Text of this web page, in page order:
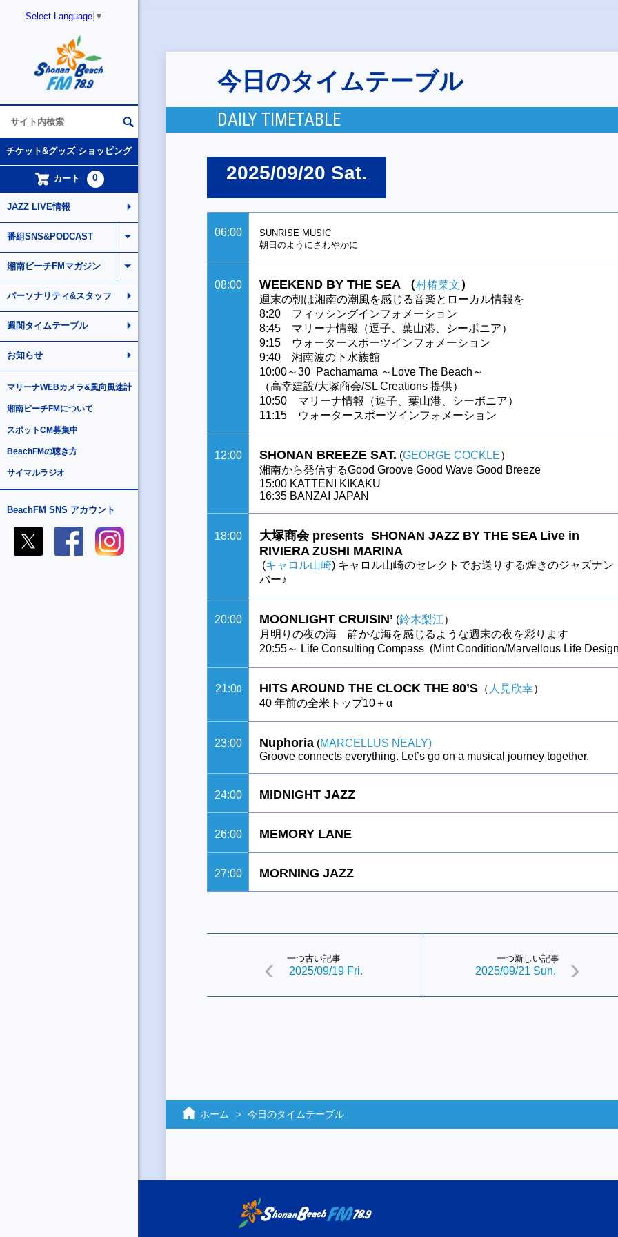
Select Language ▼
チケット&グッズ ショッピング
カート 0
JAZZ LIVE情報
番組SNS&PODCAST
湘南ビーチFMマガジン
パーソナリティ&スタッフ
週間タイムテーブル
お知らせ
マリーナWEBカメラ&風向風速計
湘南ビーチFMについて
スポットCM募集中
BeachFMの聴き方
サイマルラジオ
BeachFM SNS アカウント
今日のタイムテーブル
DAILY TIMETABLE
2025/09/20 Sat.
06:00
SUNRISE MUSIC
朝日のようにさわやかに
08:00 WEEKEND BY THE SEA （村椿菜文）
週末の朝は湘南の潮風を感じる音楽とローカル情報を
8:20 フィッシングインフォメーション
8:45 マリーナ情報（逗子、葉山港、シーボニア）
9:15 ウォータースポーツインフォメーション
9:40 湘南波の下水族館
10:00～30 Pachamama ～Love The Beach～
（高幸建設/大塚商会/SL Creations 提供）
10:50 マリーナ情報（逗子、葉山港、シーボニア）
11:15 ウォータースポーツインフォメーション
12:00 SHONAN BREEZE SAT. (GEORGE COCKLE）
湘南から発信するGood Groove Good Wave Good Breeze
15:00 KATTENI KIKAKU
16:35 BANZAI JAPAN
18:00
大塚商会 presents SHONAN JAZZ BY THE SEA Live in
RIVIERA ZUSHI MARINA
(キャロル山崎) キャロル山崎のセレクトでお送りする煌きのジャズナン
バー♪
20:00 MOONLIGHT CRUISIN’ (鈴木梨江）
月明りの夜の海 静かな海を感じるような週末の夜を彩ります
20:55～ Life Consulting Compass (Mint Condition/Marvellous Life
21:00 HITS AROUND THE CLOCK THE 80’S （ 人見欣幸）
40 年前の全米トップ10＋α
23:00 Nuphoria (MARCELLUS NEALY)
Groove connects everything. Let’s go on a musical journey together.
24:00 MIDNIGHT JAZZ
26:00 MEMORY LANE
27:00 MORNING JAZZ
一つ古い記事
2025/09/19 Fri.
一つ新しい記事
2025/09/21 Sun.
ホーム 今日のタイムテーブル